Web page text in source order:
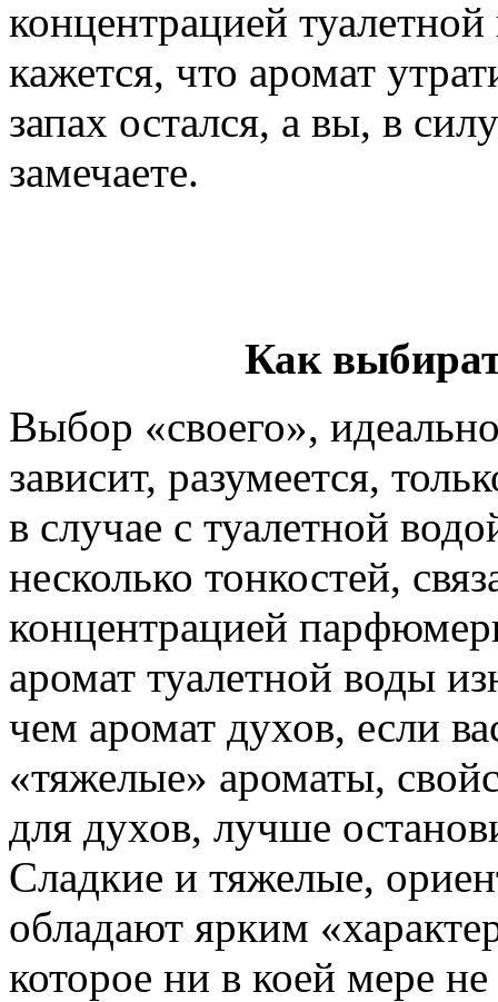
концентрацией
кажется, что аромат
запах остался, а вы, в
замечаете.
Как
Выбор «своего»,
зависит, разумеется,
в случае с туалетной
несколько тонкостей,
концентрацией
аромат туалетной воды
чем аромат духов, если
«тяжелые» ароматы,
для духов, лучше
Сладкие и тяжелые,
обладают ярким
которое ни в коей мере